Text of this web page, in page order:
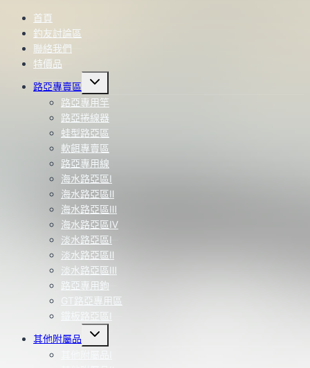
首頁
釣友討論區
聯絡我們
特價品
路亞專賣區
Toggle
child
menu
路亞專用竿
路亞捲線器
蛙型路亞區
軟餌專賣區
路亞專用線
海水路亞區Ⅰ
海水路亞區Ⅱ
海水路亞區Ⅲ
海水路亞區Ⅳ
淡水路亞區Ⅰ
淡水路亞區Ⅱ
淡水路亞區Ⅲ
路亞專用鉤
GT路亞專用區
鐵板路亞區Ⅰ
其他附屬品
Toggle
child